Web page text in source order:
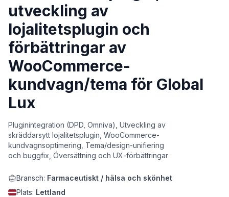
utveckling av
lojalitetsplugin och
förbättringar av
WooCommerce-
kundvagn/tema för Global
Lux
Pluginintegration (DPD, Omniva), Utveckling av
skräddarsytt lojalitetsplugin, WooCommerce-
kundvagnsoptimering, Tema/design-unifiering
och buggfix, Översättning och UX-förbättringar
Bransch: Farmaceutiskt / hälsa och skönhet
Plats: Lettland